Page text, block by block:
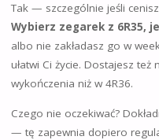
Tak — szczególnie jeśli
Wybierz zegarek z 6R35,
albo nie zakładasz go w
ułatwi Ci życie. Dostajesz
wykończenia niż w 4R36.
Czego nie oczekiwać?
— tę zapewnia dopiero